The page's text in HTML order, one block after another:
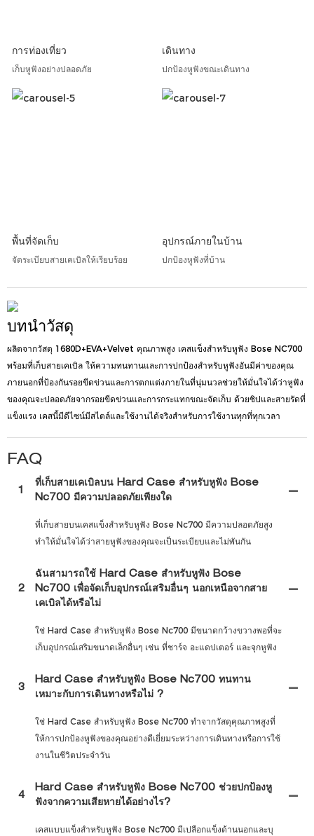
การท่องเที่ยว
เก็บหูฟังอย่างปลอดภัย
เดินทาง
ปกป้องหูฟังขณะเดินทาง
พื้นที่จัดเก็บ
จัดระเบียบสายเคเบิลให้เรียบร้อย
อุปกรณ์ภายในบ้าน
ปกป้องหูฟังที่บ้าน
บทนำวัสดุ
ผลิตจากวัสดุ 1680D+EVA+Velvet คุณภาพสูง เคสแข็งสำหรับหูฟัง Bose NC700
พร้อมที่เก็บสายเคเบิล ให้ความทนทานและการปกป้องสำหรับหูฟังอันมีค่าของคุณ
ภายนอกที่ป้องกันรอยขีดข่วนและการตกแต่งภายในที่นุ่มนวลช่วยให้มั่นใจได้ว่าหูฟัง
ของคุณจะปลอดภัยจากรอยขีดข่วนและการกระแทกขณะจัดเก็บ ด้วยซิปและสายรัดที่
แข็งแรง เคสนี้มีดีไซน์มีสไตล์และใช้งานได้จริงสำหรับการใช้งานทุกที่ทุกเวลา
FAQ
1
ที่เก็บสายเคเบิลบน Hard Case สำหรับหูฟัง Bose
Nc700 มีความปลอดภัยเพียงใด
ที่เก็บสายบนเคสแข็งสำหรับหูฟัง Bose Nc700 มีความปลอดภัยสูง
ทำให้มั่นใจได้ว่าสายหูฟังของคุณจะเป็นระเบียบและไม่พันกัน
2
ฉันสามารถใช้ Hard Case สำหรับหูฟัง Bose
Nc700 เพื่อจัดเก็บอุปกรณ์เสริมอื่นๆ นอกเหนือจากสาย
เคเบิลได้หรือไม่
ใช่ Hard Case สำหรับหูฟัง Bose Nc700 มีขนาดกว้างขวางพอที่จะ
เก็บอุปกรณ์เสริมขนาดเล็กอื่นๆ เช่น ที่ชาร์จ อะแดปเตอร์ และจุกหูฟัง
3
Hard Case สำหรับหูฟัง Bose Nc700 ทนทาน
เหมาะกับการเดินทางหรือไม่ ?
ใช่ Hard Case สำหรับหูฟัง Bose Nc700 ทำจากวัสดุคุณภาพสูงที่
ให้การปกป้องหูฟังของคุณอย่างดีเยี่ยมระหว่างการเดินทางหรือการใช้
งานในชีวิตประจำวัน
4
Hard Case สำหรับหูฟัง Bose Nc700 ช่วยปกป้องหู
ฟังจากความเสียหายได้อย่างไร?
เคสแบบแข็งสำหรับหูฟัง Bose Nc700 มีเปลือกแข็งด้านนอกและบุ